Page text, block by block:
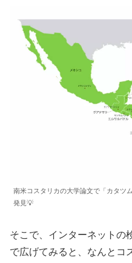
南米コスタリカの大学論文で「カタツ
発見💡
そこで、インターネットの
で広げてみると、なんとコ